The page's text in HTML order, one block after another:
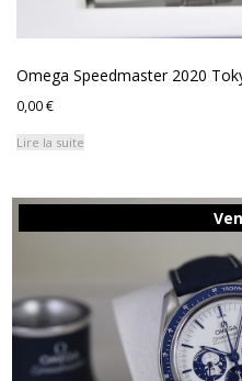
Omega Speedmaster 2020
0,00€
Lire la suite